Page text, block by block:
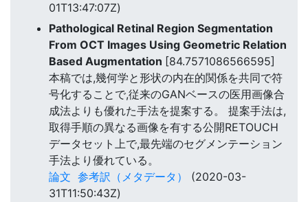
01T13:47:07Z)
Pathological Retinal Region Segmentation
From OCT Images Using Geometric Relation
Based Augmentation [84.7571086566595]
本稿では,幾何学と形状の内在的関係を共同で符
号化することで,従来のGANベースの医用画像合
成法よりも優れた手法を提案する。 提案手法は,
取得手順の異なる画像を有する公開RETOUCH
データセット上で,最先端のセグメンテーション
手法より優れている。
論文 参考訳（メタデータ）
(2020-03-
31T11:50:43Z)